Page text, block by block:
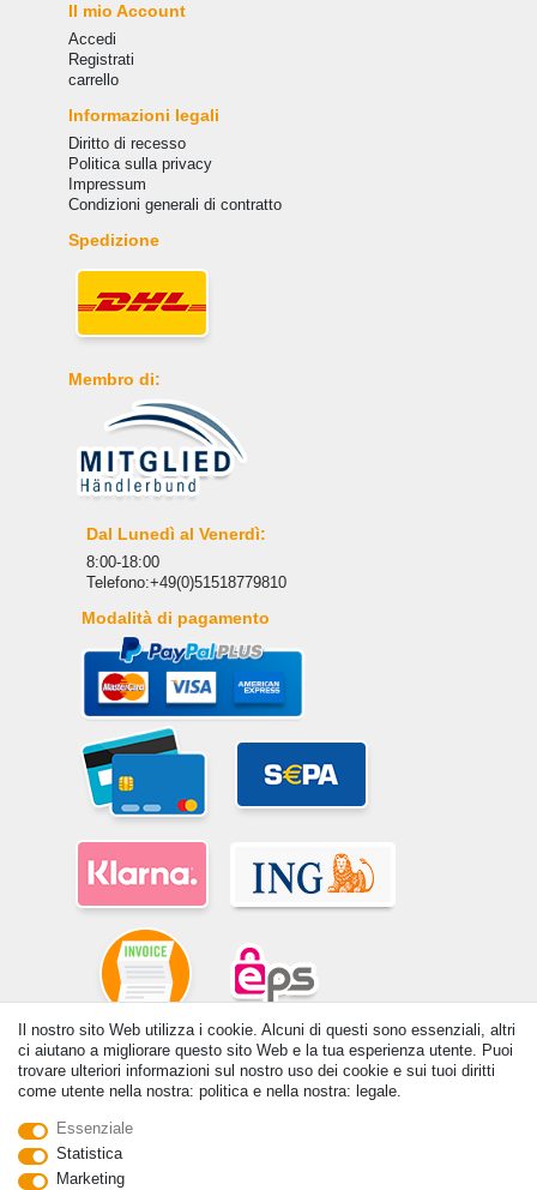
Il nostro sito Web utilizza i cookie. Alcuni di questi sono essenziali, altri
ci aiutano a migliorare questo sito Web e la tua esperienza utente. Puoi
trovare ulteriori informazioni sul nostro uso dei cookie e sui tuoi diritti
come utente nella nostra: politica e nella nostra: legale.
Essenziale
Statistica
Marketing
Il mio Account
Accedi
Registrati
carrello
Informazioni legali
Diritto di recesso
Politica sulla privacy
Impressum
Condizioni generali di contratto
Spedizione
Membro di:
Dal Lunedì al Venerdì:
8:00-18:00
Telefono:+49(0)51518779810
Modalità di pagamento
© Copyright 2026 | Tutti i diritti riservati. - Tutti i diritti riservati. Prezzi
articolo | *Si applica alle consegne in Italia!
Withdraw from contract here